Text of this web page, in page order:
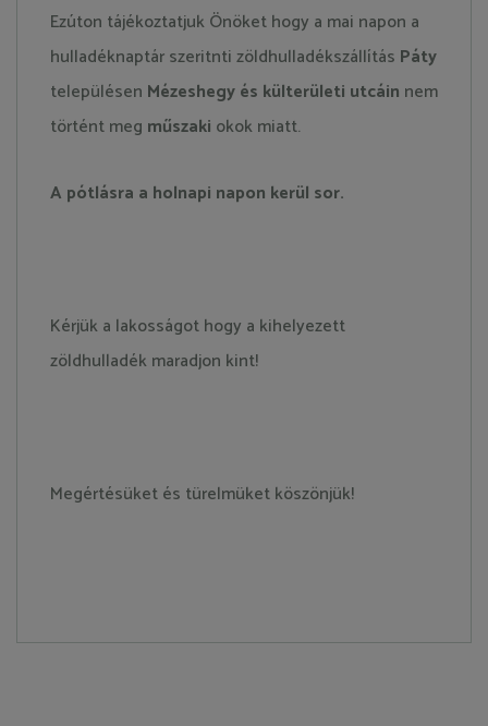
Ezúton tájékoztatjuk Önöket hogy a mai napon a
hulladéknaptár szeritnti zöldhulladékszállítás Páty
településen Mézeshegy és külterületi utcáin nem
történt meg műszaki okok miatt.
A pótlásra a holnapi napon kerül sor.
Kérjük a lakosságot hogy a kihelyezett
zöldhulladék maradjon kint!
Megértésüket és türelmüket köszönjük!